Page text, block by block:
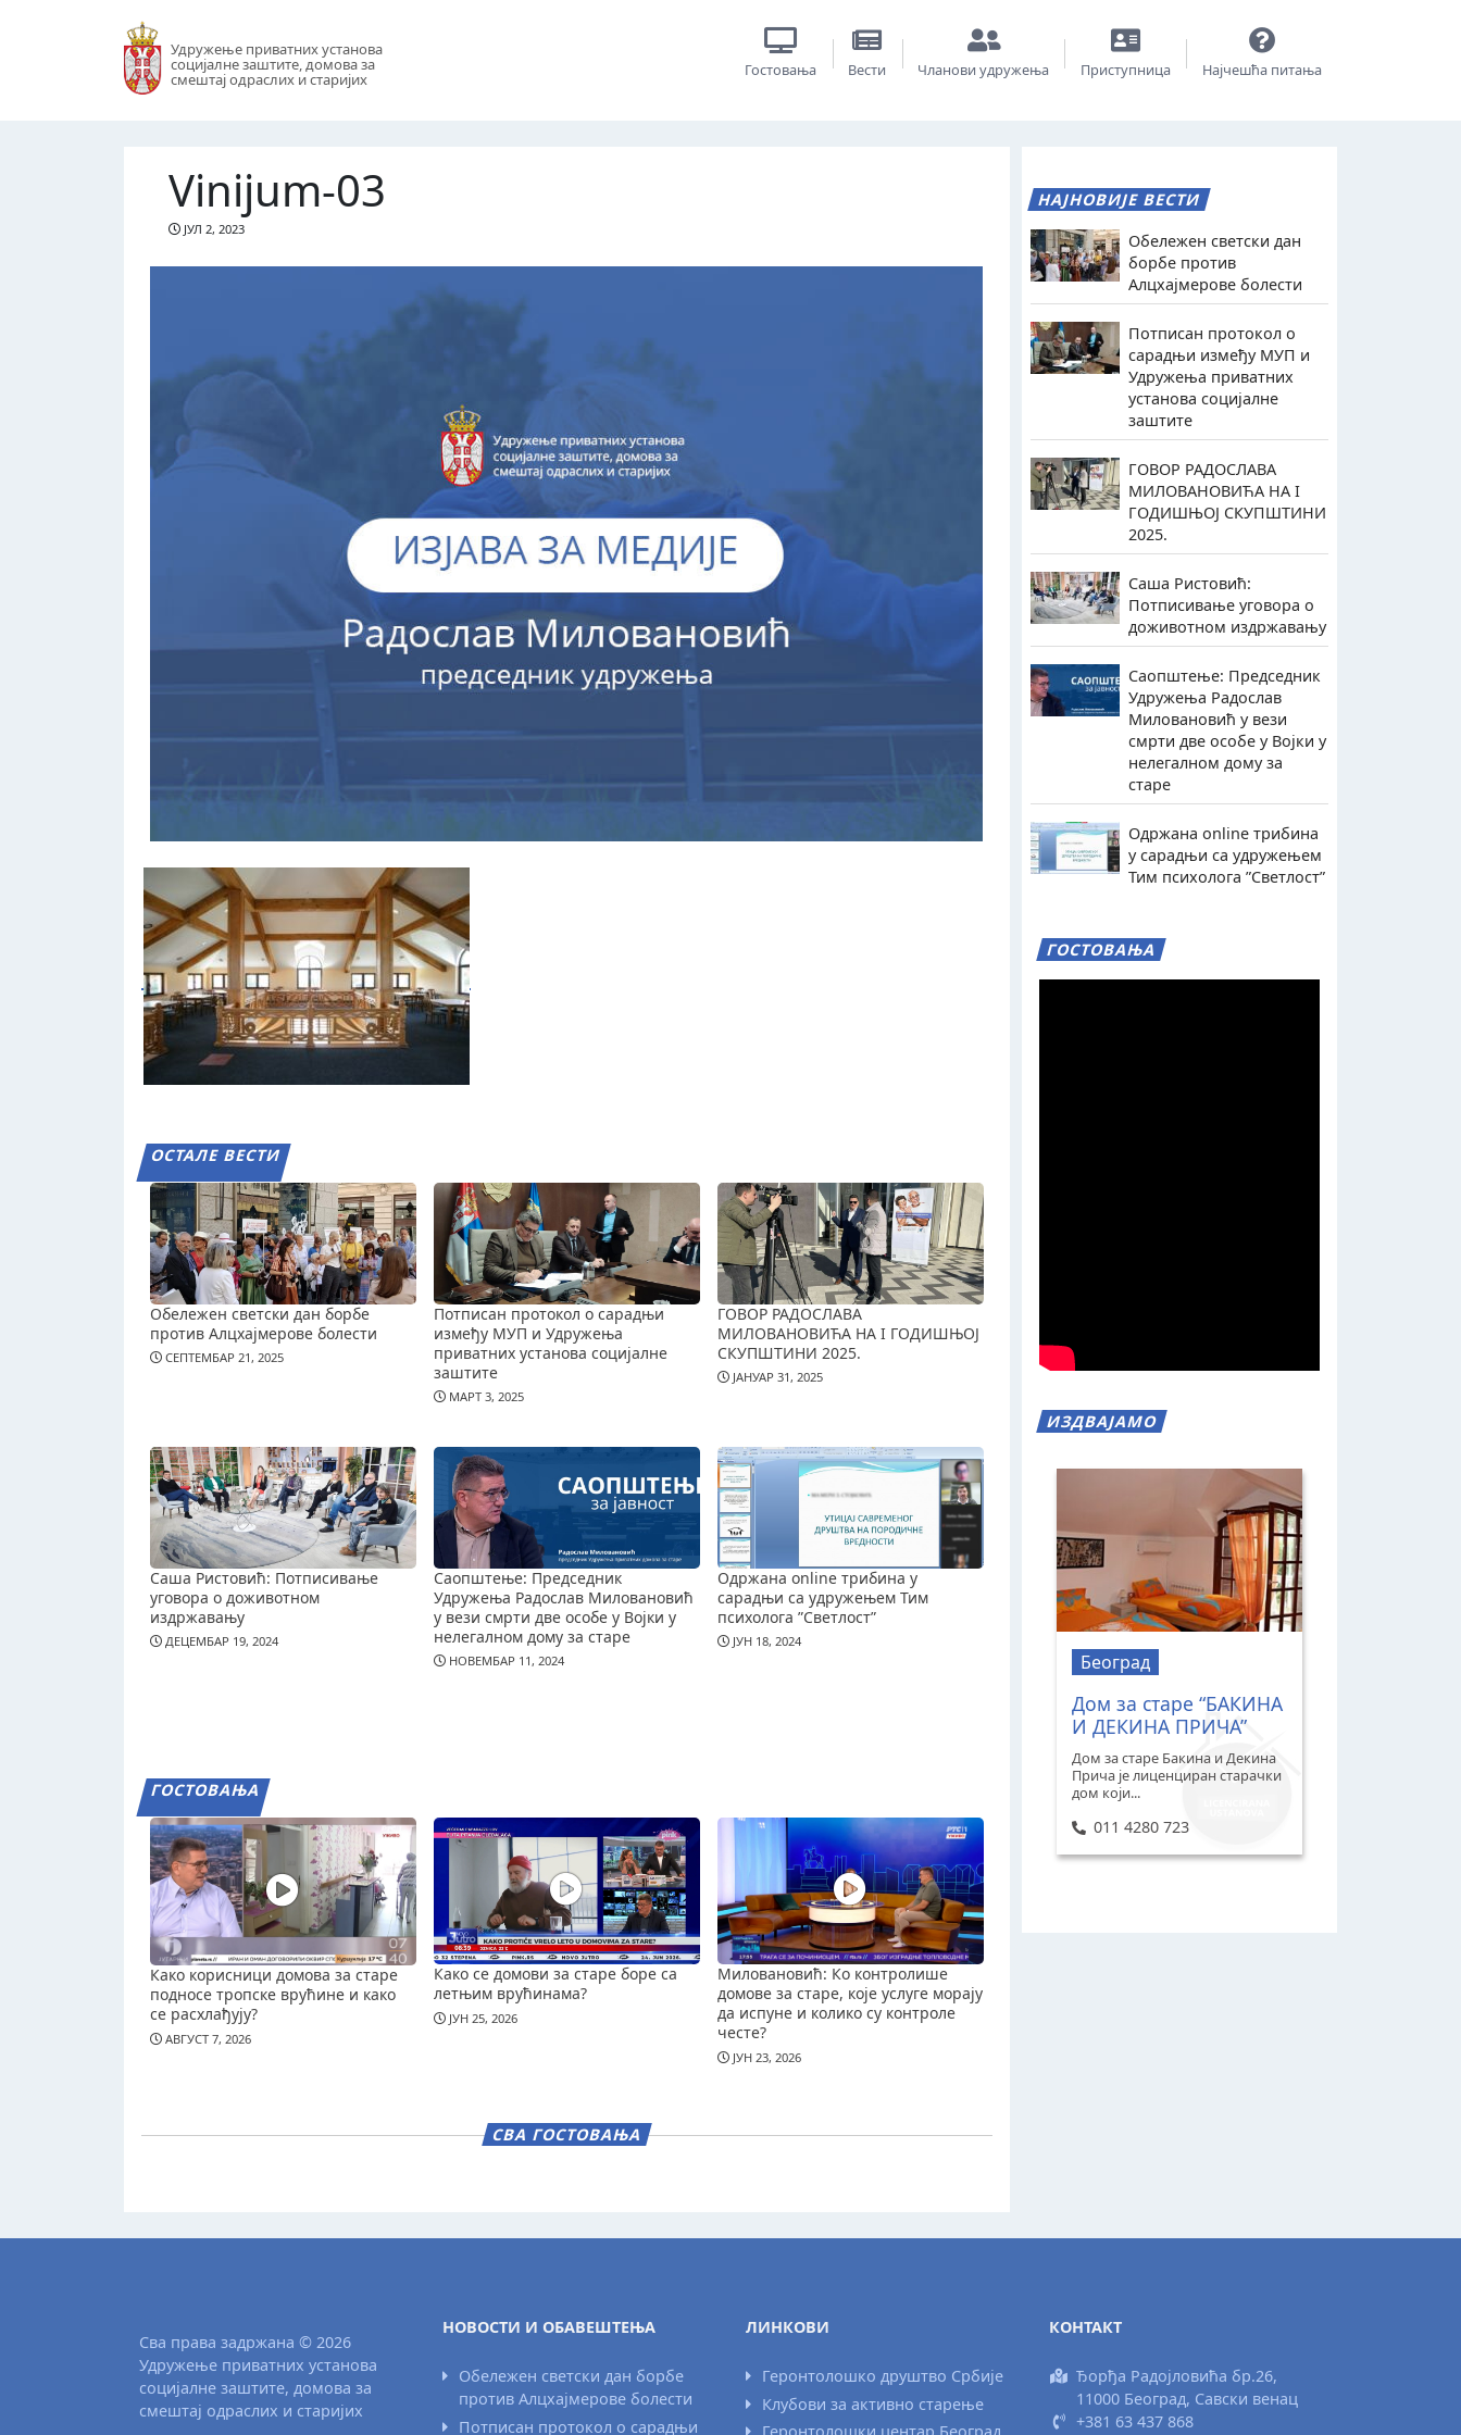
Удружење приватних установа
социјалне заштите, домова за
смештај одраслих и старијих
Гостовања Вести Чланови удружења Приступница Најчешћа питања
Vinijum-03
ЈУЛ 2, 2023
ОСТАЛЕ ВЕСТИ
Обележен светски дан борбе
против Алцхајмерове болести
СЕПТЕМБАР 21, 2025
Потписан протокол о сарадњи
између МУП и Удружења
приватних установа социјалне
заштите
МАРТ 3, 2025
ГОВОР РАДОСЛАВА
МИЛОВАНОВИЋА НА I ГОДИШЊОЈ
СКУПШТИНИ 2025.
ЈАНУАР 31, 2025
Саша Ристовић: Потписивање
уговора о доживотном
издржавању
ДЕЦЕМБАР 19, 2024
Саопштење: Председник
Удружења Радослав Миловановић
у вези смрти две особе у Војки у
нелегалном дому за старе
НОВЕМБАР 11, 2024
Одржана online трибина у
сарадњи са удружењем Тим
психолога ”Светлост”
ЈУН 18, 2024
ГОСТОВАЊА
Како корисници домова за старе
подносе тропске врућине и како
се расхлађују?
АВГУСТ 7, 2026
Како се домови за старе боре са
летњим врућинама?
ЈУН 25, 2026
Миловановић: Ко контролише
домове за старе, које услуге морају
да испуне и колико су контроле
честе?
ЈУН 23, 2026
СВА ГОСТОВАЊА
НАЈНОВИЈЕ ВЕСТИ
Обележен светски дан
борбе против
Алцхајмерове болести
Потписан протокол о
сарадњи између МУП и
Удружења приватних
установа социјалне
заштите
ГОВОР РАДОСЛАВА
МИЛОВАНОВИЋА НА I
ГОДИШЊОЈ СКУПШТИНИ
2025.
Саша Ристовић:
Потписивање уговора о
доживотном издржавању
Саопштење: Председник
Удружења Радослав
Миловановић у вези
смрти две особе у Војки у
нелегалном дому за
старе
Одржана online трибина
у сарадњи са удружењем
Тим психолога ”Светлост”
ГОСТОВАЊА
ИЗДВАЈАМО
Београд
Дом за старе “БАКИНА
И ДЕКИНА ПРИЧА”
Дом за старе Бакина и Декина
Прича је лиценциран старачки
дом који...
011 4280 723
Сва права задржана © 2026
Удружење приватних установа
социјалне заштите, домова за
смештај одраслих и старијих
НОВОСТИ И ОБАВЕШТЕЊА
Обележен светски дан борбе
против Алцхајмерове болести
Потписан протокол о сарадњи
ЛИНКОВИ
Геронтолошко друштво Србије
Клубови за активно старење
КОНТАКТ
Ђорђа Радојловића бр.26,
11000 Београд, Савски венац
+381 63 437 868